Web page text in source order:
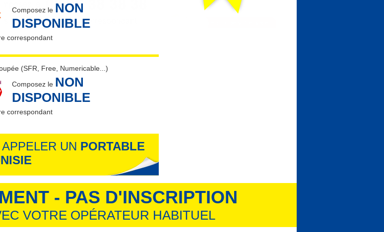
Composez le NON
DISPONIBLE
correspondant
(SFR, Free, Numericable...)
Composez le NON
DISPONIBLE
correspondant
UN PORTABLE
- PAS D'INSCRIPTION
VOTRE OPÉRATEUR HABITUEL